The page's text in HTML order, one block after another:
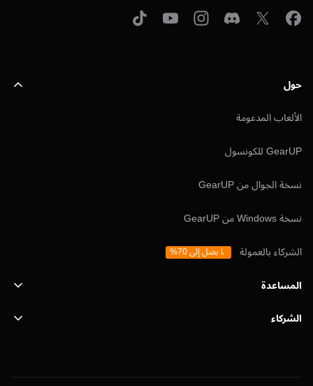
حول
الألعاب المدعومة
GearUP للكونسول
نسخة الجوال من GearUP
نسخة Windows من GearUP
الشركاء بالعمولة
ما يصل إلى 70%
المساعدة
الدعم
الشركاء